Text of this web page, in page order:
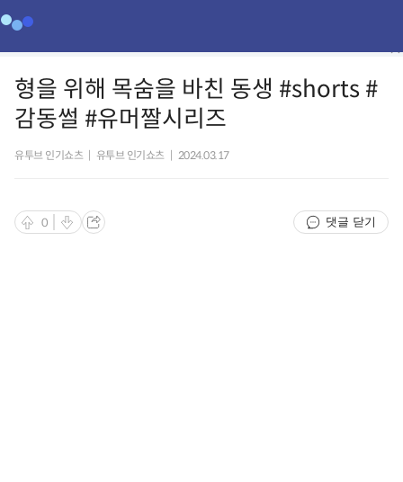
형을 위해 목숨을 바친 동생 #shorts #
감동썰 #유머짤시리즈
유투브 인기쇼츠 유투브 인기쇼츠 2024.03.17
0 댓글 닫기